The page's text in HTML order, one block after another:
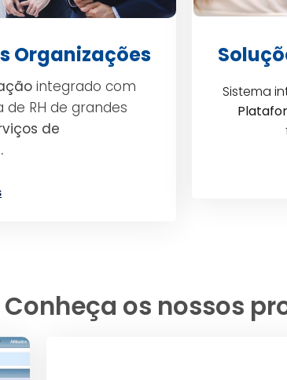
Organizações
integrado com
RH de grandes
de
Sistema
Conheça os nossos